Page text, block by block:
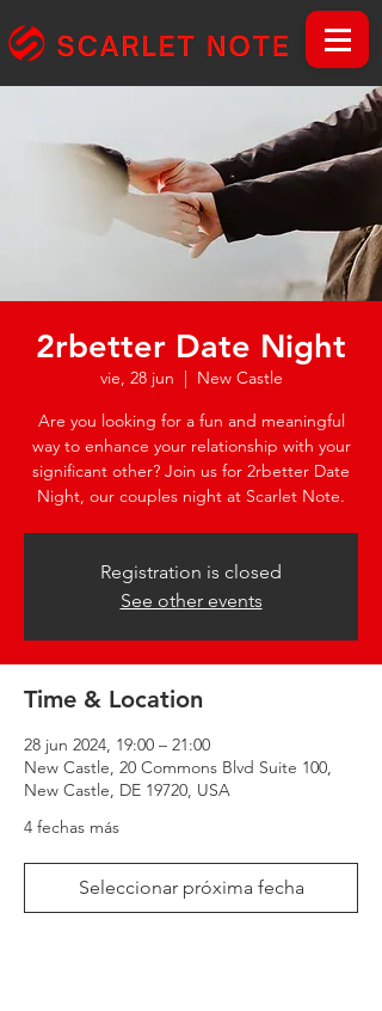
2rbetter Date Night
vie, 28 jun
  |
New Castle
Are you looking for a fun and meaningful
way to enhance your relationship with your
significant other? Join us for 2rbetter Date
Night, our couples night at Scarlet Note.
Registration is closed
See other events
Time & Location
28 jun 2024, 19:00 – 21:00
New Castle, 20 Commons Blvd Suite 100,
New Castle, DE 19720, USA
4 fechas más
Seleccionar próxima fecha